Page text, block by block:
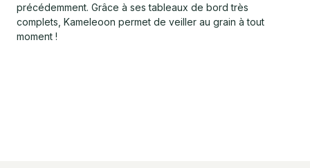
précédemment. Grâce à ses tableaux de bord très
complets, Kameleoon permet de veiller au grain à tout
moment !